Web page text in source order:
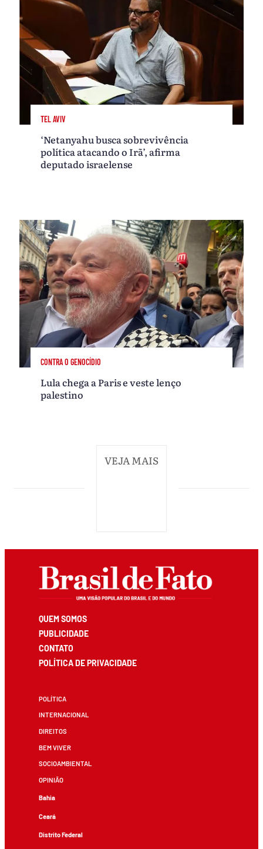
TEL AVIV
‘Netanyahu busca sobrevivência
política atacando o Irã’, afirma
deputado israelense
CONTRA O GENOCÍDIO
Lula chega a Paris e veste lenço
palestino
VEJA MAIS
QUEM SOMOS
PUBLICIDADE
CONTATO
POLÍTICA DE PRIVACIDADE
POLÍTICA
INTERNACIONAL
DIREITOS
BEM VIVER
SOCIOAMBIENTAL
OPINIÃO
Bahia
Ceará
Distrito Federal